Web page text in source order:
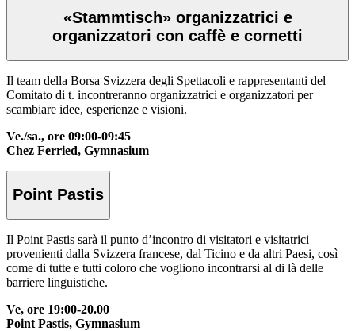
«Stammtisch» organizzatrici e
organizzatori con caffè e cornetti
Il team della Borsa Svizzera degli Spettacoli e rappresentanti del
Comitato di t. incontreranno organizzatrici e organizzatori per
scambiare idee, esperienze e visioni.
Ve./sa., ore 09:00-09:45
Chez Ferried, Gymnasium
Point Pastis
Il Point Pastis sarà il punto d’incontro di visitatori e visitatrici
provenienti dalla Svizzera francese, dal Ticino e da altri Paesi, così
come di tutte e tutti coloro che vogliono incontrarsi al di là delle
barriere linguistiche.
Ve, ore 19:00-20.00
Point Pastis, Gymnasium